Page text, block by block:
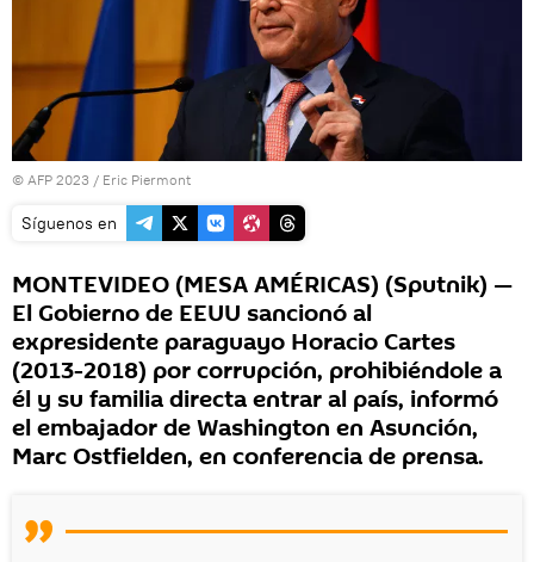
© AFP 2023 / Eric Piermont
Síguenos en
MONTEVIDEO (MESA AMÉRICAS) (Sputnik) —
El Gobierno de EEUU sancionó al
expresidente paraguayo Horacio Cartes
(2013-2018) por corrupción, prohibiéndole a
él y su familia directa entrar al país, informó
el embajador de Washington en Asunción,
Marc Ostfielden, en conferencia de prensa.